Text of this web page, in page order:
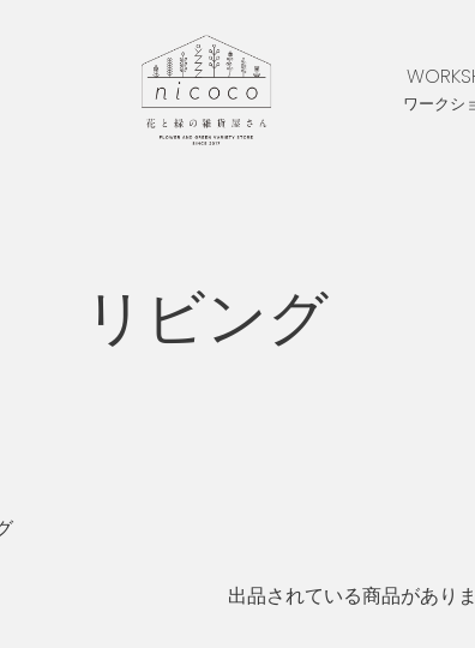
ワークシ
リビング
出品されている商品があり